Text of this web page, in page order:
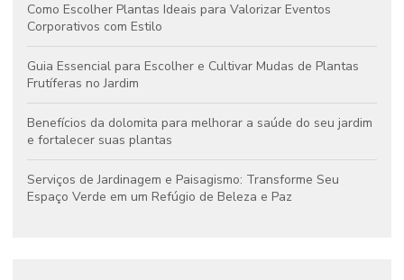
Como Escolher Plantas Ideais para Valorizar Eventos
Corporativos com Estilo
Guia Essencial para Escolher e Cultivar Mudas de Plantas
Frutíferas no Jardim
Benefícios da dolomita para melhorar a saúde do seu jardim
e fortalecer suas plantas
Serviços de Jardinagem e Paisagismo: Transforme Seu
Espaço Verde em um Refúgio de Beleza e Paz